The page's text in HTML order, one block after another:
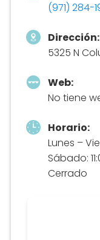
(971) 284-
Dirección:
5325 N
Web:
No tiene
Horario:
Lunes –
Sábado:
Cerrado